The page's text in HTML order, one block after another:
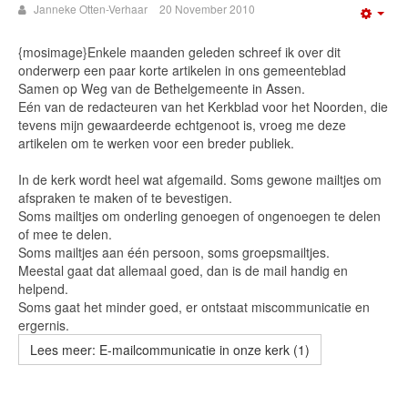
Janneke Otten-Verhaar 20 November 2010
{mosimage}Enkele maanden geleden schreef ik over dit
onderwerp een paar korte artikelen in ons gemeenteblad
Samen op Weg van de Bethelgemeente in Assen.
Eén van de redacteuren van het Kerkblad voor het Noorden, die
tevens mijn gewaardeerde echtgenoot is, vroeg me deze
artikelen om te werken voor een breder publiek.
In de kerk wordt heel wat afgemaild. Soms gewone mailtjes om
afspraken te maken of te bevestigen.
Soms mailtjes om onderling genoegen of ongenoegen te delen
of mee te delen.
Soms mailtjes aan één persoon, soms groepsmailtjes.
Meestal gaat dat allemaal goed, dan is de mail handig en
helpend.
Soms gaat het minder goed, er ontstaat miscommunicatie en
ergernis.
Lees meer: E-mailcommunicatie in onze kerk (1)